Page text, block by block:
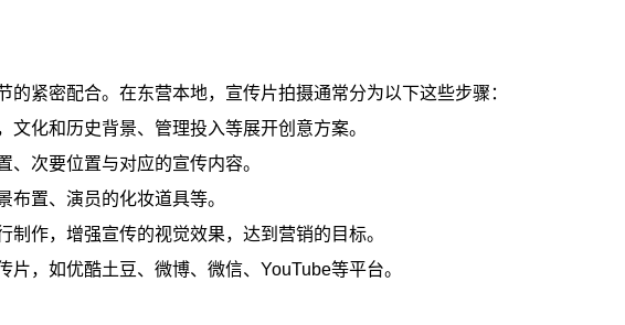
的紧密配合。在东营本地，宣传片拍摄通常分为以下这些步骤：
化和历史背景、管理投入等展开创意方案。
次要位置与对应的宣传内容。
布置、演员的化妆道具等。
作，增强宣传的视觉效果，达到营销的目标。
，如优酷土豆、微博、微信、YouTube等平台。